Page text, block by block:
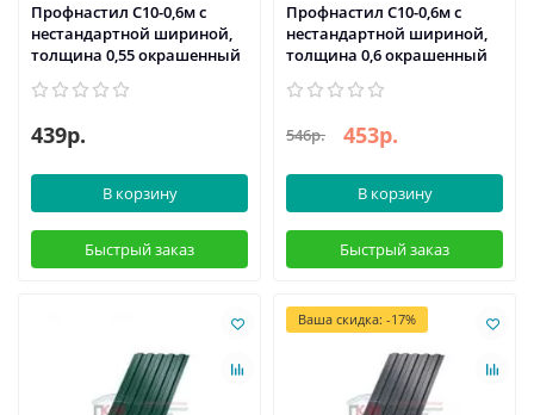
Профнастил С10-0,6м с
нестандартной шириной,
толщина 0,55 окрашенный
439р.
В корзину
Быстрый заказ
Профнастил С10-0,6м с
нестандартной шириной,
толщина 0,6 окрашенный
546р. 453р.
В корзину
Быстрый заказ
Ваша скидка: -17%